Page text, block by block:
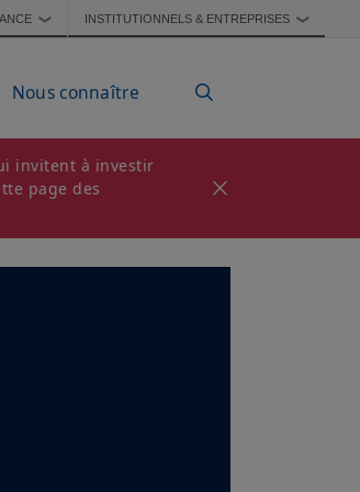
❯ INSTITUTIONNELS & ENTREPRISES ❯
Nous connaître
invitent à investir
page des